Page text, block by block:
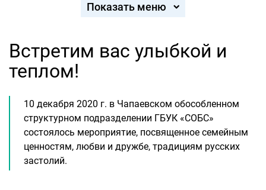
Показать меню
Встретим вас улыбкой и
теплом!
10 декабря 2020 г. в Чапаевском обособленном
структурном подразделении ГБУК «СОБС»
состоялось мероприятие, посвященное семейным
ценностям, любви и дружбе, традициям русских
застолий.